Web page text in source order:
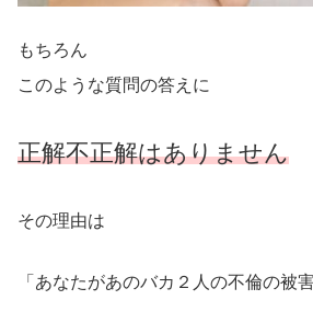
もちろん
このような質問の答えに
正解不正解はありません
その理由は
「あなたがあのバカ２人の不倫の被